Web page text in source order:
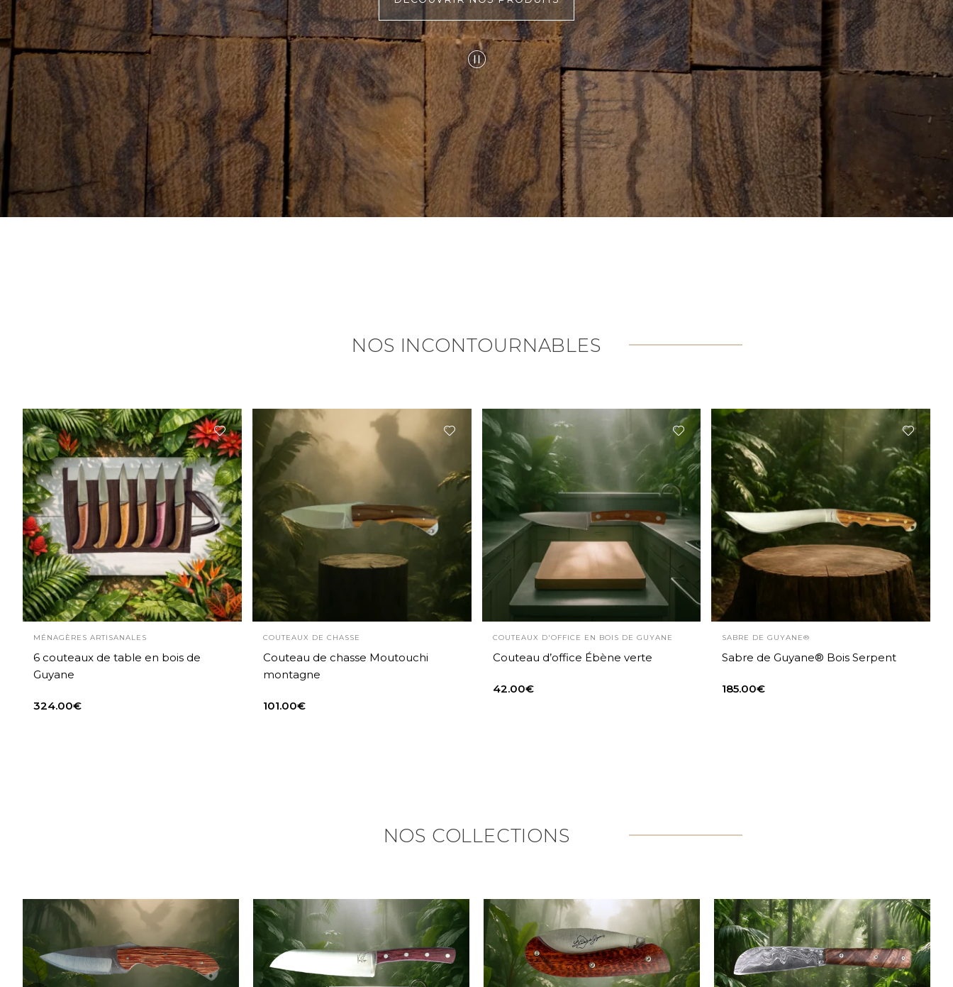
NOS INCONTOURNABLES
MÉNAGÈRES ARTISANALES
6 couteaux de table en bois de
Guyane
324.00€
COUTEAUX DE CHASSE
Couteau de chasse Moutouchi
montagne
101.00€
COUTEAUX D'OFFICE EN BOIS DE GUYANE
Couteau d’office Ébène verte
42.00€
SABRE DE GUYANE®
Sabre de Guyane® Bois Serpent
185.00€
NOS COLLECTIONS